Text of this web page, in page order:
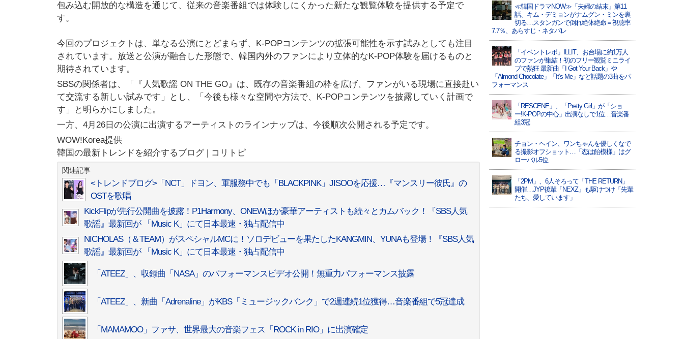
包み込む開放的な構造を通じて、従来の音楽番組では体験しにくかった新たな観覧体験を提供する予定で
す。
今回のプロジェクトは、単なる公演にとどまらず、K-POPコンテンツの拡張可能性を示す試みとしても注目
されています。放送と公演が融合した形態で、韓国内外のファンにより立体的なK-POP体験を届けるものと
期待されています。
SBSの関係者は、「『人気歌謡 ON THE GO』は、既存の音楽番組の枠を広げ、ファンがいる現場に直接赴い
て交流する新しい試みです」とし、「今後も様々な空間や方法で、K-POPコンテンツを披露していく計画で
す」と明らかにしました。
一方、4月26日の公演に出演するアーティストのラインナップは、今後順次公開される予定です。
WOW!Korea提供
韓国の最新トレンドを紹介するブログ | コリトピ
関連記事
<トレンドブログ>「NCT」ドヨン、軍服務中でも「BLACKPINK」JISOOを応援…『マンスリー彼氏』の
OSTを歌唱
KickFlipが先行公開曲を披露！P1Harmony、ONEWほか豪華アーティストも続々とカムバック！『SBS人気
歌謡』最新回が 「Music K」にて日本最速・独占配信中
NICHOLAS（＆TEAM）がスペシャルMCに！ソロデビューを果たしたKANGMIN、YUNAも登場！『SBS人気
歌謡』最新回が 「Music K」にて日本最速・独占配信中
「ATEEZ」、収録曲「NASA」のパフォーマンスビデオ公開！無重力パフォーマンス披露
「ATEEZ」、新曲「Adrenaline」がKBS「ミュージックバンク」で2週連続1位獲得…音楽番組で5冠達成
「MAMAMOO」ファサ、世界最大の音楽フェス「ROCK in RIO」に出演確定
≪韓国ドラマNOW≫「夫婦の結末」第11
話、キム・デミョンがナムグン・ミンを裏
切る…スタンガンで倒れ絶体絶命＝視聴率
7.7％、あらすじ・ネタバレ
「イベントレポ」ILLIT、お台場に約1万人
のファンが集結！初のフリー観覧ミニライ
ブで熱狂 最新曲「I Got Your Back」や
「Almond Chocolate」「It’s Me」など話題の3曲をパ
フォーマンス
「RESCENE」、「Pretty Girl」が「ショ
ー!K-POPの中心」出演なしで1位…音楽番
組3冠
チョン・ヘイン、ワンちゃんを優しくなで
る撮影オフショット…「恋は飴模様」はグ
ローバル5位
「2PM」、6人そろって「THE RETURN」
開催…JYP後輩「NEXZ」も駆けつけ「先輩
たち、愛しています」